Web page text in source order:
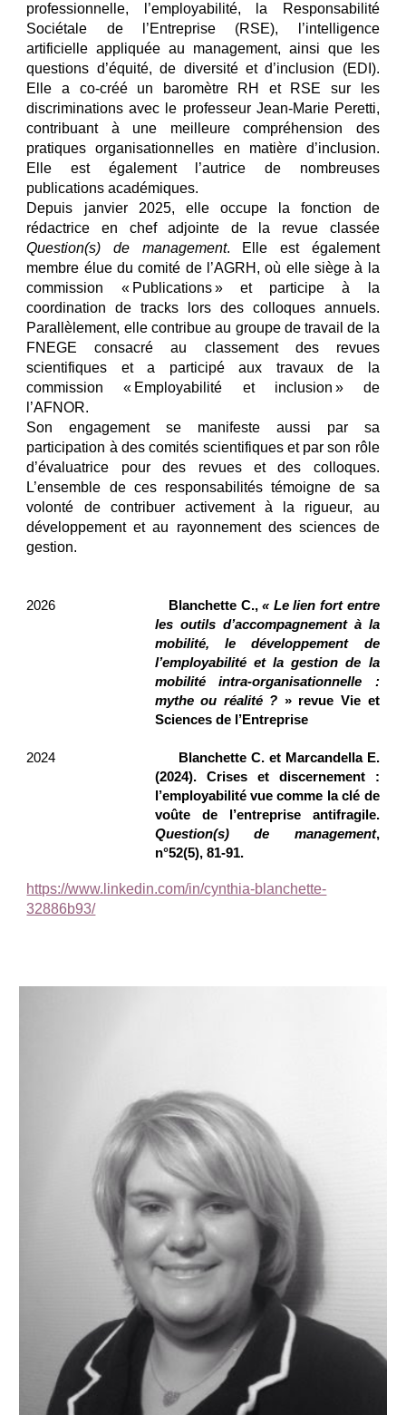
professionnelle, l’employabilité, la Responsabilité
Sociétale de l’Entreprise (RSE), l’intelligence
artificielle appliquée au management, ainsi que les
questions d’équité, de diversité et d’inclusion (EDI).
Elle a co‑créé un baromètre RH et RSE sur les
discriminations avec le professeur Jean‑Marie Peretti,
contribuant à une meilleure compréhension des
pratiques organisationnelles en matière d’inclusion.
Elle est également l’autrice de nombreuses
publications académiques.
Depuis janvier 2025, elle occupe la fonction de
rédactrice en chef adjointe de la revue classée
Question(s) de management. Elle est également
membre élue du comité de l’AGRH, où elle siège à la
commission « Publications » et participe à la
coordination de tracks lors des colloques annuels.
Parallèlement, elle contribue au groupe de travail de la
FNEGE consacré au classement des revues
scientifiques et a participé aux travaux de la
commission « Employabilité et inclusion » de
l’AFNOR.
Son engagement se manifeste aussi par sa
participation à des comités scientifiques et par son rôle
d’évaluatrice pour des revues et des colloques.
L’ensemble de ces responsabilités témoigne de sa
volonté de contribuer activement à la rigueur, au
développement et au rayonnement des sciences de
gestion.
2026 Blanchette C.,« Le lien fort entre
les outils d’accompagnement à la
mobilité, le développement de
l’employabilité et la gestion de la
mobilité intra-organisationnelle :
mythe ou réalité ? » revue Vie et
Sciences de l’Entreprise
2024
Blanchette C. et Marcandella E.
(2024). Crises et discernement :
l’employabilité vue comme la clé de
voûte de l’entreprise antifragile.
Question(s) de management,
n°52(5), 81-91.
https://www.linkedin.com/in/cynthia-blanchette-
32886b93/